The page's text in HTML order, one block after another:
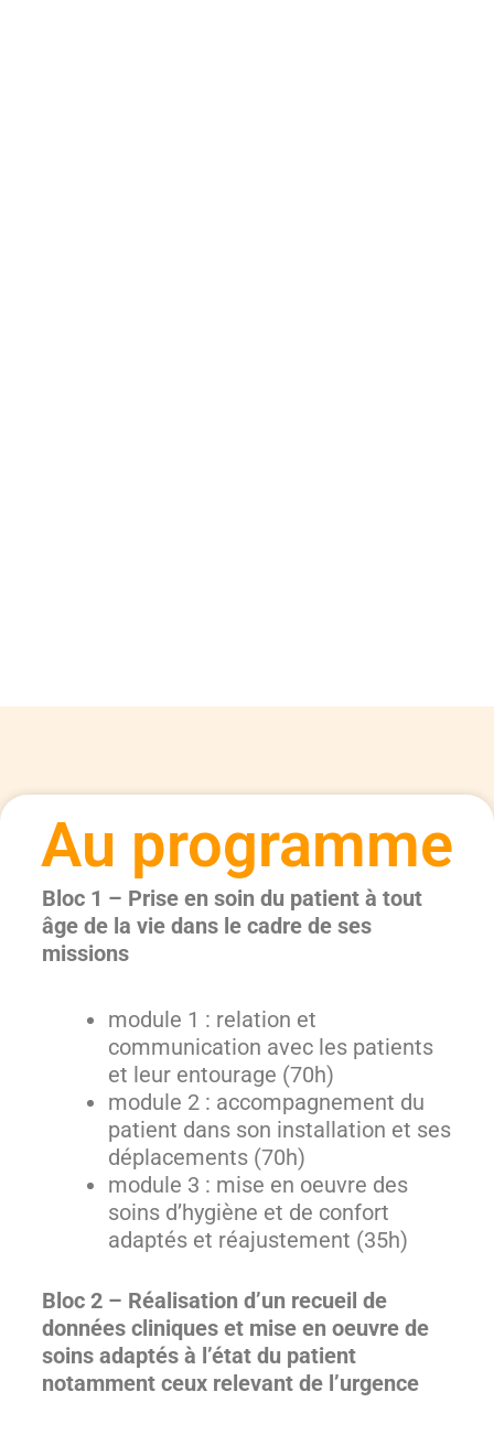
Au programme
Bloc 1 – Prise en soin du patient à tout
âge de la vie dans le cadre de ses
missions
module 1 : relation et
communication avec les patients
et leur entourage (70h)
module 2 : accompagnement du
patient dans son installation et ses
déplacements (70h)
module 3 : mise en oeuvre des
soins d’hygiène et de confort
adaptés et réajustement (35h)
Bloc 2 – Réalisation d’un recueil de
données cliniques et mise en oeuvre de
soins adaptés à l’état du patient
notamment ceux relevant de l’urgence